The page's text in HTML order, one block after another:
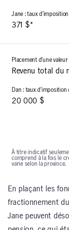
371 $*
Revenu total du
20 000 $
À titre indicatif
comprend à la fois le
varie selon la province.
En plaçant les
fractionnement
Jane peuvent